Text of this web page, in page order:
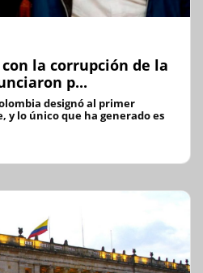
la corrupción de la
p...
designó al primer
y lo único que ha generado es